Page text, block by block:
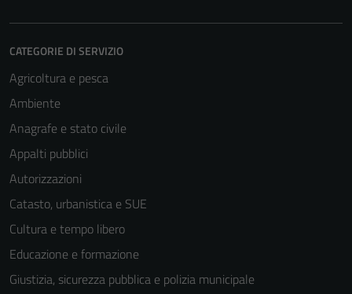
CATEGORIE DI SERVIZIO
Agricoltura e pesca
Ambiente
Anagrafe e stato civile
Appalti pubblici
Autorizzazioni
Catasto, urbanistica e SUE
Cultura e tempo libero
Educazione e formazione
Giustizia, sicurezza pubblica e polizia municipale
Tecnici